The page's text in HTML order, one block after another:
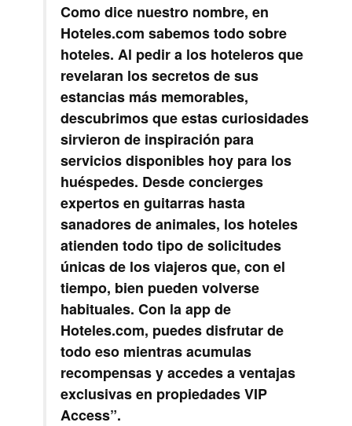
Como dice nuestro nombre, en
Hoteles.com sabemos todo sobre
hoteles. Al pedir a los hoteleros que
revelaran los secretos de sus
estancias más memorables,
descubrimos que estas curiosidades
sirvieron de inspiración para
servicios disponibles hoy para los
huéspedes. Desde concierges
expertos en guitarras hasta
sanadores de animales, los hoteles
atienden todo tipo de solicitudes
únicas de los viajeros que, con el
tiempo, bien pueden volverse
habituales. Con la app de
Hoteles.com, puedes disfrutar de
todo eso mientras acumulas
recompensas y accedes a ventajas
exclusivas en propiedades VIP
Access”.